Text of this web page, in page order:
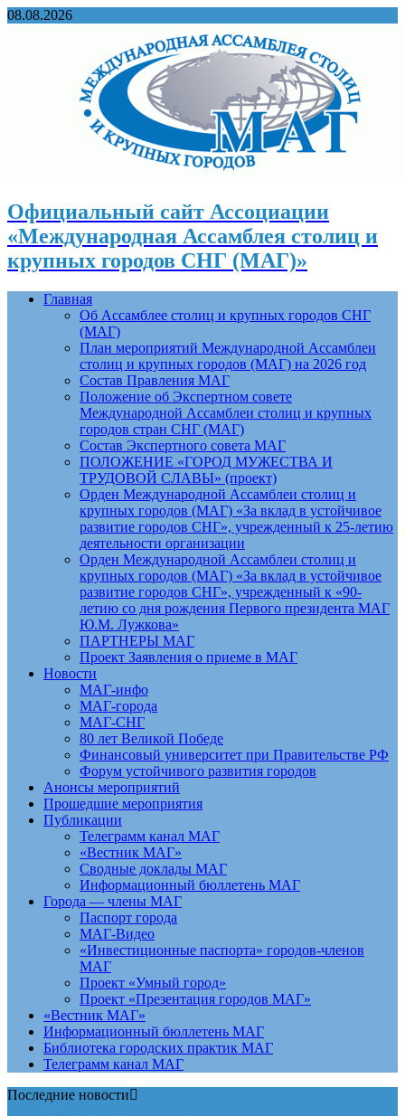
08.08.2026
Официальный сайт Ассоциации
«Международная Ассамблея столиц и
крупных городов СНГ (МАГ)»
Главная
Об Ассамблее столиц и крупных городов СНГ
(МАГ)
План мероприятий Международной Ассамблеи
столиц и крупных городов (МАГ) на 2026 год
Состав Правления МАГ
Положение об Экспертном совете
Международной Ассамблеи столиц и крупных
городов стран СНГ (МАГ)
Состав Экспертного совета МАГ
ПОЛОЖЕНИЕ «ГОРОД МУЖЕСТВА И
ТРУДОВОЙ СЛАВЫ» (проект)
Орден Международной Ассамблеи столиц и
крупных городов (МАГ) «За вклад в устойчивое
развитие городов СНГ», учрежденный к 25-летию
деятельности организации
Орден Международной Ассамблеи столиц и
крупных городов (МАГ) «За вклад в устойчивое
развитие городов СНГ», учрежденный к «90-
летию со дня рождения Первого президента МАГ
Ю.М. Лужкова»
ПАРТНЕРЫ МАГ
Проект Заявления о приеме в МАГ
Новости
МАГ-инфо
МАГ-города
МАГ-СНГ
80 лет Великой Победе
Финансовый университет при Правительстве РФ
Форум устойчивого развития городов
Анонсы мероприятий
Прошедшие мероприятия
Публикации
Телеграмм канал МАГ
«Вестник МАГ»
Сводные доклады МАГ
Информационный бюллетень МАГ
Города — члены МАГ
Паспорт города
МАГ-Видео
«Инвестиционные паспорта» городов-членов
МАГ
Проект «Умный город»
Проект «Презентация городов МАГ»
«Вестник МАГ»
Информационный бюллетень МАГ
Библиотека городских практик МАГ
Телеграмм канал МАГ
Последние новости